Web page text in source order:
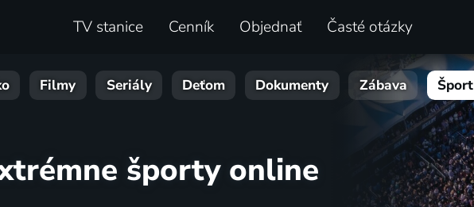
TV stanice Cenník Objednať Časté otázky
Filmy Seriály Deťom Dokumenty Zábava Šport
športy online